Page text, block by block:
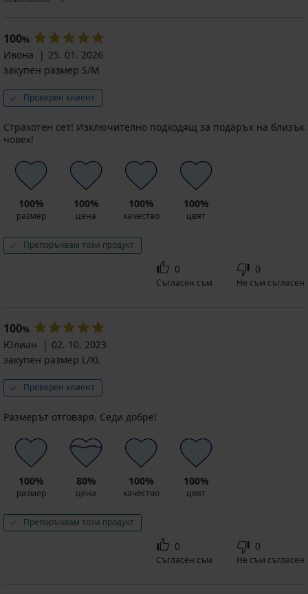
51,99
€
(101,68
лв.)
Първоначална цена
49,99
€
(97,77
38,39
€
(75,08
лв.)
код
BRA20
61,99
€
(121,24
лв.)
Първоначална цена
61,35
€
(119,99
лв.)
Първоначална цена
40,99
€
(80,17
Първоначална цена
44,99
€
(87,99
лв.)
100%
Ивона
25. 01. 2026
закупен размер S/M
Проверен клиент
Страхотен сет! Изключително подходящ за подарък на близък
човек!
100%
размер
100%
цена
100%
качество
100%
цвят
Препоръчвам този продукт
0
Съгласен съм
0
Не съм съгласен
100%
Юлиан
02. 10. 2023
закупен размер L/XL
Проверен клиент
Размерът отговаря. Седи добре!
100%
размер
80%
цена
100%
качество
100%
цвят
Препоръчвам този продукт
0
Съгласен съм
0
Не съм съгласен